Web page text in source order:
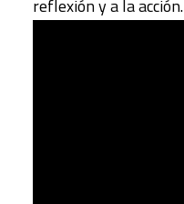
reflexión y a la acción.